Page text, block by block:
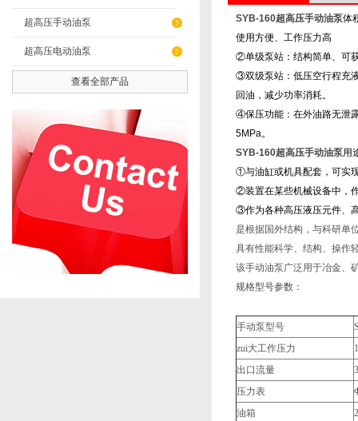
超高压手动油泵
超高压电动油泵
查看全部产品
SYB-160超高压手动油泵体
使用方便、工作压力高
②单级泵站：结构简单、可
③双级泵站：低压空行程充
回油，减少功率消耗。
④保压功能：在外油路无泄
5MPa。
SYB-160超高压手动油泵用
①与油缸或机具配套，可实
②装置在某些机械设备中，
③作为各种高压液压元件、
是根据国外结构，与科研单
具有性能科学、结构、操作
该手动油泵广泛用于冶金、
规格型号参数：
手动泵型号
zui大工作压力
出口流量
压力表
油箱